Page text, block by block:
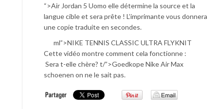
“>Air Jordan 5 Uomo elle détermine la source et la
langue cible et sera prête ! L’imprimante vous donnera
une copie traduite en secondes.
ml”>NIKE TENNIS CLASSIC ULTRA FLYKNIT
Cette vidéo montre comment cela fonctionne :
Sera t-elle chère? t/”>Goedkope Nike Air Max
schoenen on ne le sait pas.